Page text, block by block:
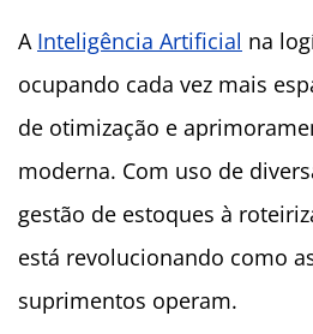
A Inteligência Artificial na
ocupando cada vez mais
de otimização e
moderna. Com uso de
gestão de estoques à
está revolucionando como
suprimentos operam.